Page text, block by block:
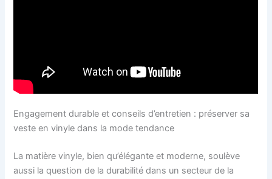
Engagement durable et conseils d’entretien : préserver sa
veste en vinyle dans la mode tendance
La matière vinyle, bien qu’élégante et moderne, soulève
aussi la question de la durabilité dans un secteur de la